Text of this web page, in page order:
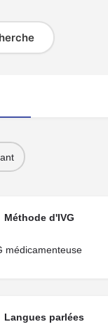
Méthode d'IVG
médicamenteuse
Langues parlées